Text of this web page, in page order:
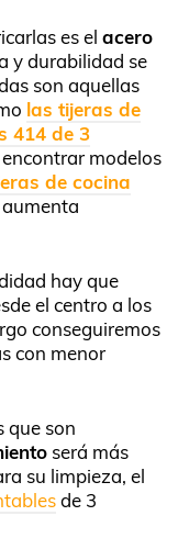
es el acero
y durabilidad se
son aquellas
las tijeras de
414 de 3
modelos
de cocina
hay que
el centro a los
conseguiremos
con menor
que son
será más
su limpieza, el
de 3